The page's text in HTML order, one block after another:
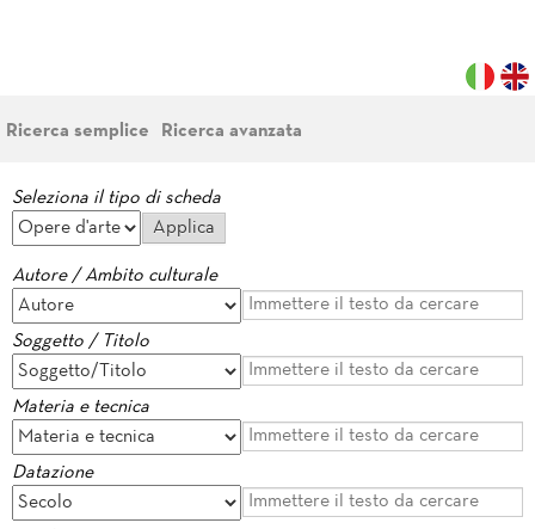
Ricerca semplice Ricerca avanzata
Seleziona il tipo di scheda
Autore / Ambito culturale
Soggetto / Titolo
Materia e tecnica
Datazione